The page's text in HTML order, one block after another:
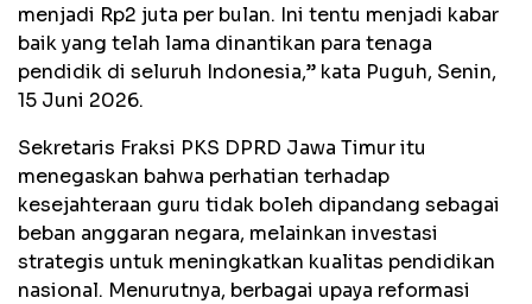
menjadi Rp2 juta per bulan. Ini tentu menjadi kabar
baik yang telah lama dinantikan para tenaga
pendidik di seluruh Indonesia,” kata Puguh, Senin,
15 Juni 2026.
Sekretaris Fraksi PKS DPRD Jawa Timur itu
menegaskan bahwa perhatian terhadap
kesejahteraan guru tidak boleh dipandang sebagai
beban anggaran negara, melainkan investasi
strategis untuk meningkatkan kualitas pendidikan
nasional. Menurutnya, berbagai upaya reformasi